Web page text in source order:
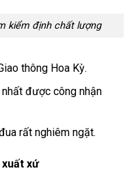
kiểm định chất lượng
thông Hoa Kỳ.
nhất được công nhận
rất nghiêm ngặt.
xứ